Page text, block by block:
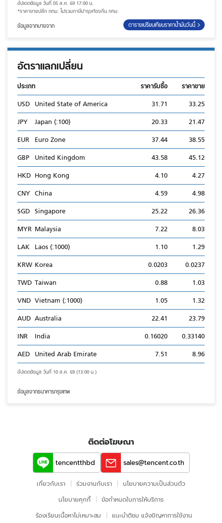
อัปเดตข้อมูล วันที่ 05 ส.ค. 69 17:00 น.
*ราคาขายปลีก กทม. ไม่รวมภาษีบำรุงท้องถิ่น กทม.
ข้อมูลจากบางจาก ตารางเปรียบเทียบราคาน้ำมันวันนี้
อัตราแลกเปลี่ยน
ประเภท ราคารับซื้อ ราคาขาย
USD United State of America 31.71 33.25
JPY Japan (:100) 20.33 21.47
EUR Euro Zone 37.44 38.55
GBP United Kingdom 43.58 45.12
HKD Hong Kong 4.10 4.27
CNY China 4.59 4.98
SGD Singapore 25.22 26.36
MYR Malaysia 7.22 8.03
LAK Laos (:1000) 1.10 1.29
KRW Korea 0.0203 0.0237
TWD Taiwan 0.88 1.03
VND Vietnam (:1000) 1.05 1.32
AUD Australia 22.41 23.79
INR India 0.16020 0.33140
AED United Arab Emirate 7.51 8.96
อัปเดตข้อมูล วันที่ 10 ส.ค. 69 (13:00 น.)
ข้อมูลจากธนาคารกรุงเทพ
ติดต่อโฆษณา
tencentthbd sales@tencent.co.th
เกี่ยวกับเรา ร่วมงานกับเรา
นโยบายความเป็นส่วนตัว
นโยบายคุกกี้
ข้อกําหนดในการให้บริการ
ร้องเรียนเนื้อหาไม่เหมาะสม
แนะนำติชม แจ้งปัญหาการใช้งาน